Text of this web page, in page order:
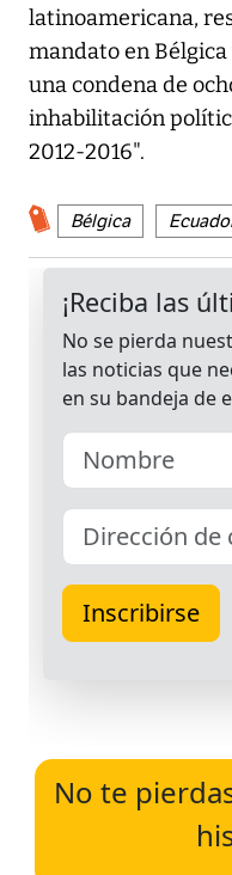
latinoamericana,
mandato en
una condena de
inhabilitación
2012-2016".
Bélgica
No te